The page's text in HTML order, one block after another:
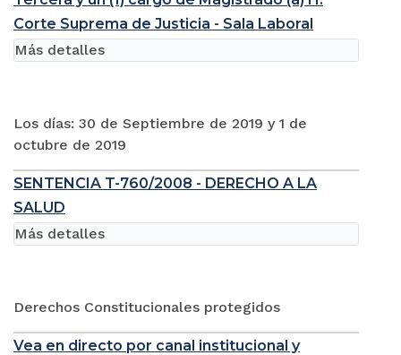
Corte Suprema de Justicia - Sala Laboral
Los días: 30 de Septiembre de 2019 y 1 de
octubre de 2019
Más detalles
SENTENCIA T-760/2008 - DERECHO A LA
SALUD
Derechos Constitucionales protegidos
Más detalles
Vea en directo por canal institucional y